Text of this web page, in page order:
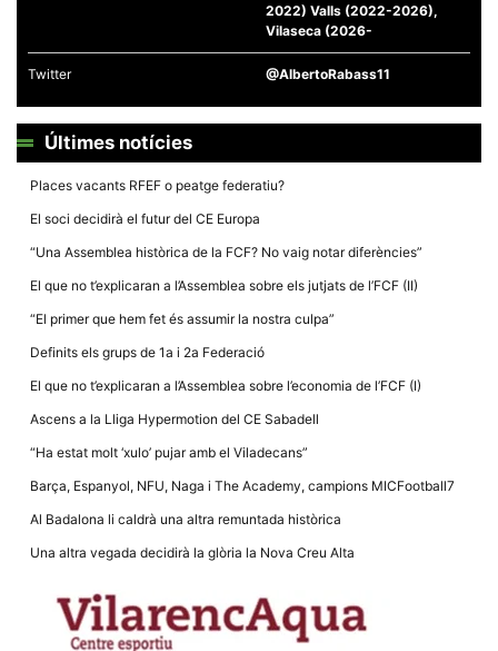
2022) Valls (2022-2026),
Vilaseca (2026-
Twitter @AlbertoRabass11
Últimes notícies
Places vacants RFEF o peatge federatiu?
El soci decidirà el futur del CE Europa
“Una Assemblea històrica de la FCF? No vaig notar diferències”
El que no t’explicaran a l’Assemblea sobre els jutjats de l’FCF (II)
“El primer que hem fet és assumir la nostra culpa”
Definits els grups de 1a i 2a Federació
El que no t’explicaran a l’Assemblea sobre l’economia de l’FCF (I)
Ascens a la Lliga Hypermotion del CE Sabadell
“Ha estat molt ‘xulo’ pujar amb el Viladecans”
Barça, Espanyol, NFU, Naga i The Academy, campions MICFootball7
Al Badalona li caldrà una altra remuntada històrica
Una altra vegada decidirà la glòria la Nova Creu Alta
Estadístiques
estadístiques
anònima d'ús
del lloc web
la funcionalitat
Experiència
d'usuari
Alguns
components
tècnics del
dades en el seu
permeten que el
bé com sigui
rebutja
aquestes
cookies
funcionalitats